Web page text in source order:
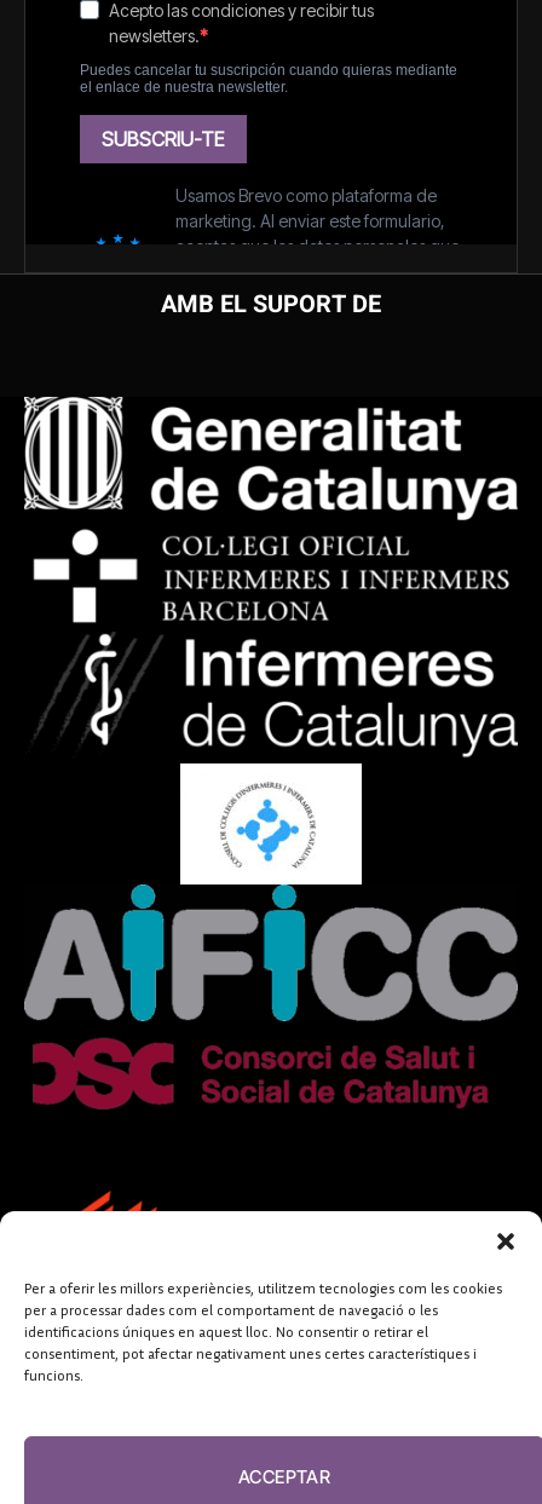
Per a oferir les millors experiències, utilitzem tecnologies com les cookies
per a processar dades com el comportament de navegació o les
identificacions úniques en aquest lloc. No consentir o retirar el
consentiment, pot afectar negativament unes certes característiques i
funcions.
ACCEPTAR
AMB EL SUPORT DE
FUNDACIÓ